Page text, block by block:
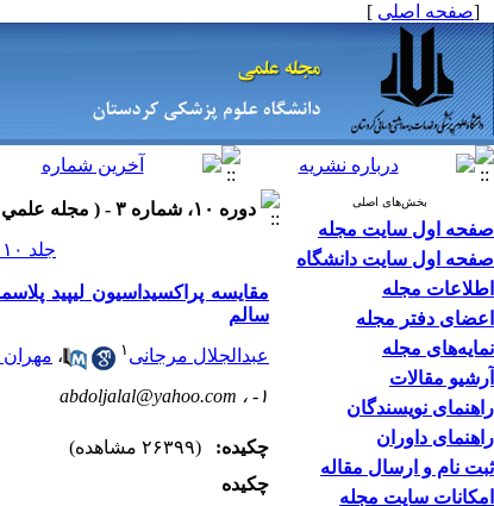
[صفحه اصلی ]
بخش‌های اصلی
صفحه اول سایت مجله
صفحه اول سایت دانشگاه
اطلاعات مجله
اعضای دفتر مجله
نمایه‌های مجله
آرشیو مقالات
راهنمای نویسندگان
راهنمای داوران
ثبت نام و ارسال مقاله
امکانات سایت مجله
دوره ۱۰، شماره ۳ - ( مجله علمي پژوهشی دانشگاه علوم پزشکی کردستان ۱۳۸۴ )
جلد ۱۰ شماره ۳ صفحات ۲۱-۱۶
سالم
عبدالجلال مرجانی ۱ ، مهران
۱- ،
abdoljalal@yahoo.com
چکیده:
(۲۶۳۹۹ مشاهده)
چکیده